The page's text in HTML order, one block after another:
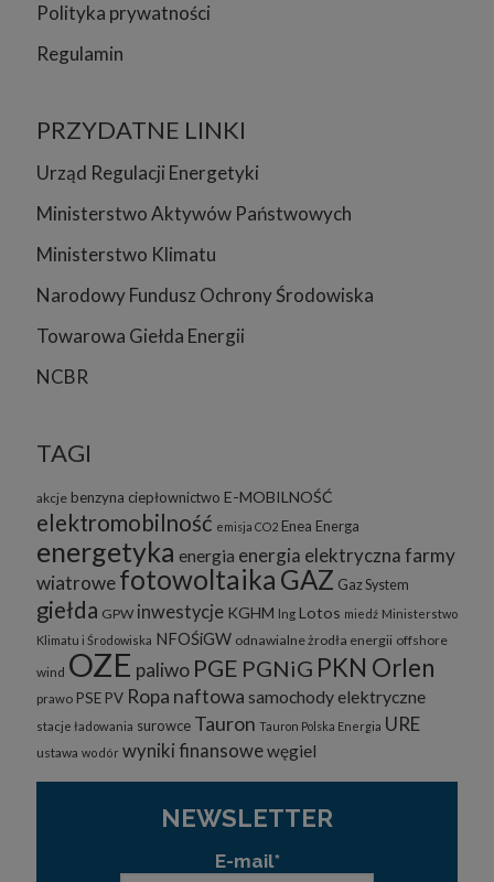
Polityka prywatności
Regulamin
PRZYDATNE LINKI
Urząd Regulacji Energetyki
Ministerstwo Aktywów Państwowych
Ministerstwo Klimatu
Narodowy Fundusz Ochrony Środowiska
Towarowa Giełda Energii
NCBR
TAGI
akcje benzyna ciepłownictwo E-MOBILNOŚĆ
elektromobilność emisja CO2 Enea Energa
energetyka energia energia elektrycznafarmy
wiatrowefotowoltaika GAZ Gaz System
giełda GPW inwestycje KGHM lng Lotos miedź Ministerstwo
Klimatu i Środowiska NFOŚiGW odnawialne żrodła energii offshore
wind OZE paliwo PGE PGNiG PKN Orlen
prawo PSE PV Ropa naftowa samochody elektryczne
stacje ładowania surowce Tauron Tauron Polska Energia URE
ustawa wodór wyniki finansowewęgiel
NEWSLETTER
E-mail*